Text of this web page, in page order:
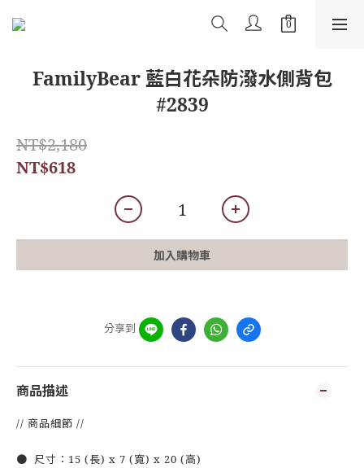
FamilyBear 藍白花朵防潑水側背包
#2839
NT$2,180
NT$618
加入購物車
分享到
商品描述
// 商品細節 //
● 尺寸：15 (長) x 7 (寬) x 20 (高)